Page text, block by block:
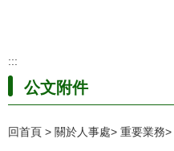
:::
公文附件
回首頁 關於人事處 重要業務